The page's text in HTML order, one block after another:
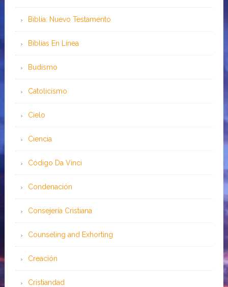
Biblia: Nuevo Testamento
Bíblias En Línea
Budismo
Catolicismo
Cielo
Ciencia
Código Da Vinci
Condenación
Consejería Cristiana
Counseling and Exhorting
Creación
Cristiandad